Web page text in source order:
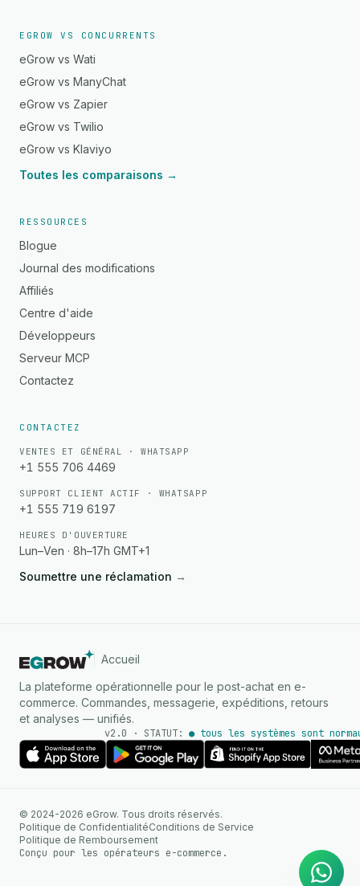
EGROW VS CONCURRENTS
eGrow vs Wati
eGrow vs ManyChat
eGrow vs Zapier
eGrow vs Twilio
eGrow vs Klaviyo
Toutes les comparaisons →
RESSOURCES
Blogue
Journal des modifications
Affiliés
Centre d'aide
Développeurs
Serveur MCP
Contactez
CONTACTEZ
VENTES ET GÉNÉRAL · WHATSAPP
+1 555 706 4469
SUPPORT CLIENT ACTIF · WHATSAPP
+1 555 719 6197
HEURES D'OUVERTURE
Lun–Ven · 8h–17h GMT+1
Soumettre une réclamation →
Accueil
La plateforme opérationnelle pour le post-achat en e-
commerce. Commandes, messagerie, expéditions, retours
et analyses — unifiés.
v2.0 · STATUT: ● tous les systèmes sont
© 2024-2026 eGrow. Tous droits réservés.
Politique de ConfidentialitéConditions de Service
Politique de Remboursement
Conçu pour les opérateurs e-commerce.
Réponses instantanées sur
WhatsApp